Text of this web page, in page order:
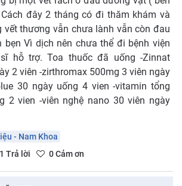
đây 2 tháng có đi thăm khám và
vết thương vẫn chưa lành vẫn còn đau
bẹn Vì dịch nên chưa thể đi bệnh viện
hỗ trợ. Toa thuốc đã uống -Zinnat
2 viên -zirthromax 500mg 3 viên ngày
30 ngày uống 4 vien -vitamin tổng
2 vien -viên nghệ nano 30 viên ngày
- Nam Khoa
1 Trả lời 0Cảm ơn